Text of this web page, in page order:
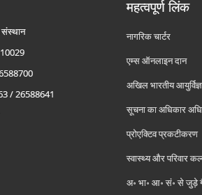
संस्थान
/ 26588641
महत्वपूर्ण लिंक
नागरिक चार्टर
एम्स ऑनलाइन दान
अखिल भारतीय
सूचना का अधिकार
प्रोएक्टिव प्रकटीकरण
स्वास्थ्य और परिवार
अ॰ भा॰ आ॰ सं॰ से जुड़े